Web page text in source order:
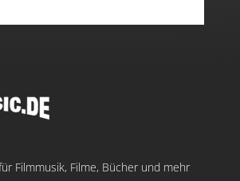
Filmmusik, Filme, Bücher und mehr